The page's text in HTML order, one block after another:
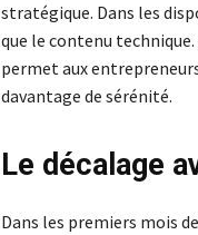
stratégique. Dans les
que le contenu technique.
permet aux
davantage de sérénité.
Le décalage
Dans les premiers mois